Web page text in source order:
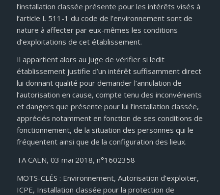
l’installation classée présente pour les intérêts visés à
l’article L 511-1 du code de l’environnement sont de
nature à affecter par eux-mêmes les conditions
d’exploitations de cet établissement.
Il appartient alors au Juge de vérifier si ledit
établissement justifie d’un intérêt suffisamment direct
lui donnant qualité pour demander l’annulation de
l’autorisation en cause, compte tenu des inconvénients
et dangers que présente pour lui l’installation classée,
appréciés notamment en fonction de ses conditions de
fonctionnement, de la situation des personnes qui le
fréquentent ainsi que de la configuration des lieux.
TA CAEN, 03 mai 2018, n°1602358
MOTS-CLÉS : Environnement, Autorisation d’exploiter,
ICPE, Installation classée pour la protection de